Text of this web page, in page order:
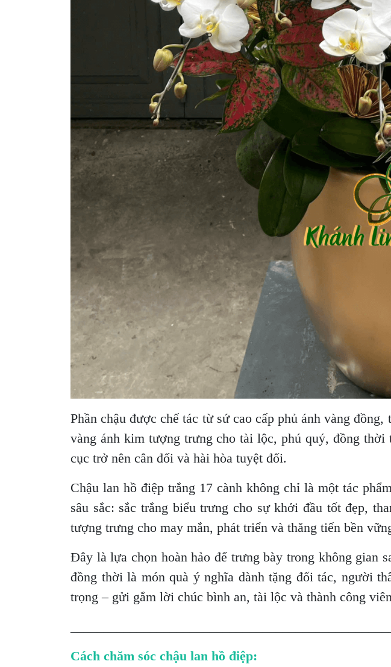
Phần chậu được chế tác từ sứ cao cấp phủ ánh vàng
vàng ánh kim tượng trưng cho tài lộc, phú quý, đồng
cục trở nên cân đối và hài hòa tuyệt đối.
Chậu lan hồ điệp trắng 17 cành không chỉ là một tác
sâu sắc: sắc trắng biểu trưng cho sự khởi đầu tốt đẹp,
tượng trưng cho may mắn, phát triển và thăng tiến bền
Đây là lựa chọn hoàn hảo để trưng bày trong không gian
đồng thời là món quà ý nghĩa dành tặng đối tác, người
trọng – gửi gắm lời chúc bình an, tài lộc và thành công
Cách chăm sóc chậu lan hồ điệp: